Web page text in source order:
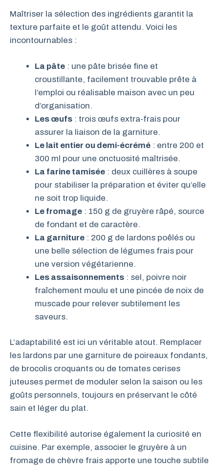
Maîtriser la sélection des ingrédients garantit la
texture parfaite et le goût attendu. Voici les
incontournables :
La pâte : une pâte brisée fine et
croustillante, facilement trouvable prête à
l’emploi ou réalisable maison avec un peu
d’organisation.
Les œufs : trois œufs extra-frais pour
assurer la liaison de la garniture.
Le lait entier ou demi-écrémé : entre 200 et
300 ml pour une onctuosité maîtrisée.
La farine tamisée : deux cuillères à soupe
pour stabiliser la préparation et éviter qu’elle
ne soit trop liquide.
Le fromage : 150 g de gruyère râpé, source
de fondant et de caractère.
La garniture : 200 g de lardons poêlés ou
une belle sélection de légumes frais pour
une version végétarienne.
Les assaisonnements : sel, poivre noir
fraîchement moulu et une pincée de noix de
muscade pour relever subtilement les
saveurs.
L’adaptabilité est ici un véritable atout. Remplacer
les lardons par une garniture de poireaux fondants,
de brocolis croquants ou de tomates cerises
juteuses permet de moduler selon la saison ou les
goûts personnels, toujours en préservant le côté
sain et léger du plat.
Cette flexibilité autorise également la curiosité en
cuisine. Par exemple, associer le gruyère à un
fromage de chèvre frais apporte une touche subtile